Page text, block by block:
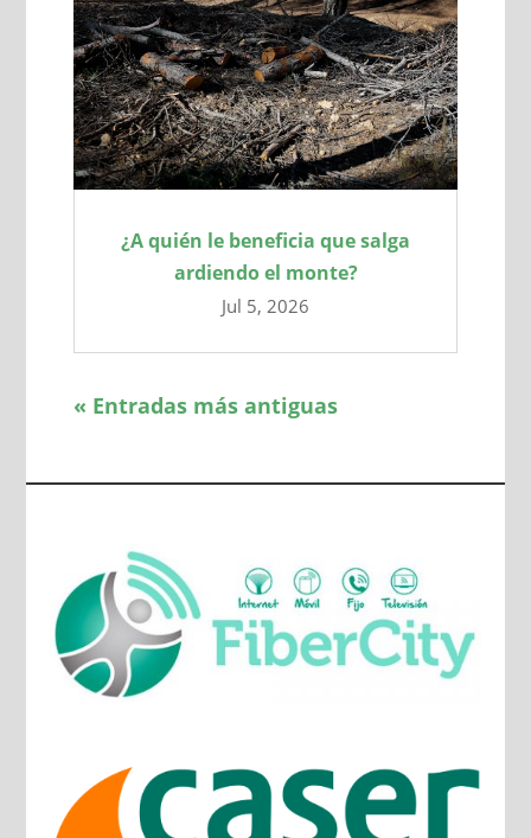
¿A quién le beneficia que salga
ardiendo el monte?
Jul 5, 2026
« Entradas más antiguas